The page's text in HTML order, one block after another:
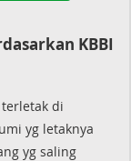
KBBI
di
yg letaknya
yg saling